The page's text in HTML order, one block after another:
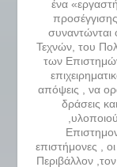
ένα
συναντώνται
Τεχνών, του
των
απόψεις , να
δράσεις
επιστήμονες ,
Περιβάλλον